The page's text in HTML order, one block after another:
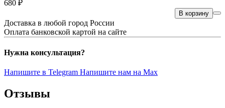
680 ₽
В корзину
Доставка в любой город России
Оплата банковской картой на сайте
Нужна консультация?
Напишите в Telegram Напишите нам на Max
Отзывы